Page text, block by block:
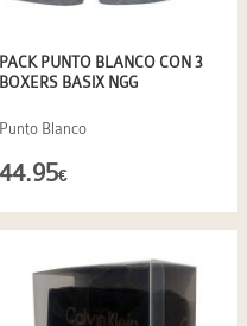
PACK PUNTO BLANCO CON 3
BOXERS BASIX NGG
Punto Blanco
44.95€